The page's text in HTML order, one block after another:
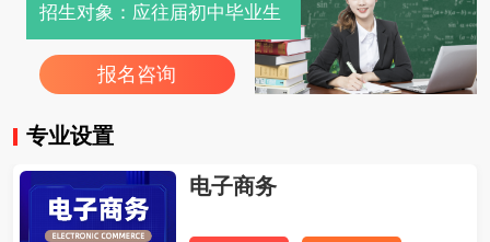
招生对象：应往届初中毕业生
报名咨询
专业设置
电子商务